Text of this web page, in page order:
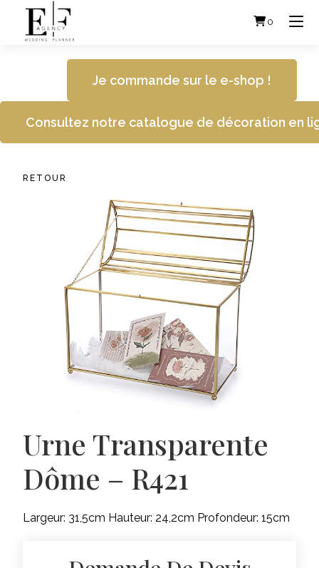
content
0
Je commande sur le e-shop !
Consultez notre catalogue de décoration en
RETOUR
Urne Transparente
Dôme – R421
Largeur: 31,5cm Hauteur: 24,2cm Profondeur: 15cm